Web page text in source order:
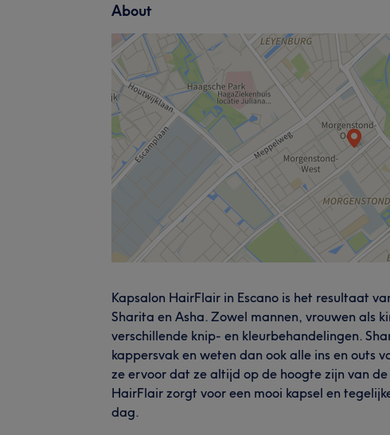
About
Kapsalon HairFlair in Escano is het resultaat
Sharita en Asha. Zowel mannen, vrouwen als
verschillende knip- en kleurbehandelingen.
kappersvak en weten dan ook alle ins en outs
ze ervoor dat ze altijd op de hoogte zijn van
HairFlair zorgt voor een mooi kapsel en
dag.